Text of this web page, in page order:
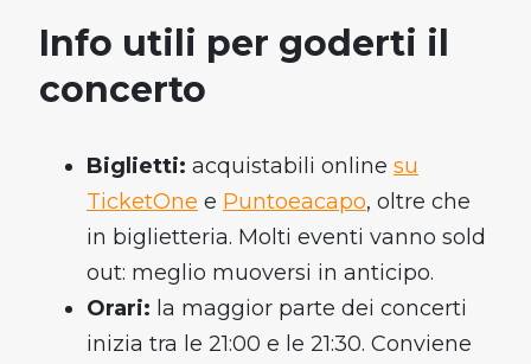
Info utili per goderti il
concerto
Biglietti: acquistabili online su
TicketOne e Puntoeacapo, oltre che
in biglietteria. Molti eventi vanno sold
out: meglio muoversi in anticipo.
Orari: la maggior parte dei concerti
inizia tra le 21:00 e le 21:30. Conviene